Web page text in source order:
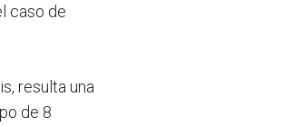
caso de
resulta una
de 8